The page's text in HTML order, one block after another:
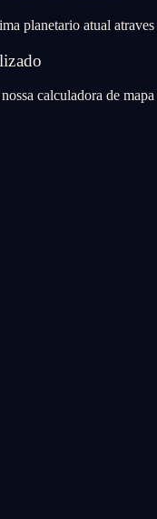
planetario atual
calculadora de